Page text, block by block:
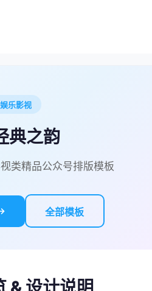
娱乐影视
典之韵
类精品公众号排版模板
全部模板